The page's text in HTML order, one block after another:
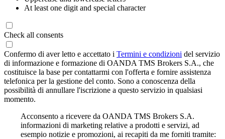
At least one digit and special character
Check all consents
Confermo di aver letto e accettato i Termini e condizioni del servizio
di informazione e formazione di OANDA TMS Brokers S.A., che
costituisce la base per contattarmi con l'offerta e fornire assistenza
telefonica per la gestione del conto. Sono a conoscenza della
possibilità di annullare l'iscrizione a questo servizio in qualsiasi
momento.
Acconsento a ricevere da OANDA TMS Brokers S.A.
informazioni di marketing relative a prodotti e servizi, ad
esempio notizie e promozioni, ai recapiti da me forniti tramite: